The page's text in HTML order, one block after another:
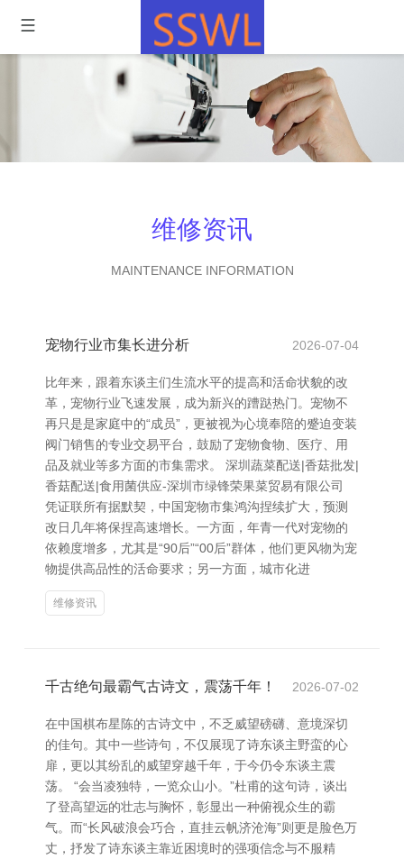
维修资讯
MAINTENANCE INFORMATION
宠物行业市集长进分析 2026-07-04
比年来，跟着东谈主们生流水平的提高和活命状貌的改
革，宠物行业飞速发展，成为新兴的蹧跶热门。宠物不
再只是是家庭中的“成员”，更被视为心境奉陪的蹙迫变装
阀门销售的专业交易平台，鼓励了宠物食物、医疗、用
品及就业等多方面的市集需求。 深圳蔬菜配送|香菇批发|
香菇配送|食用菌供应-深圳市绿锋荣果菜贸易有限公司
凭证联所有据默契，中国宠物市集鸿沟捏续扩大，预测
改日几年将保捏高速增长。一方面，年青一代对宠物的
依赖度增多，尤其是“90后”“00后”群体，他们更风物为宠
物提供高品性的活命要求；另一方面，城市化进
维修资讯
千古绝句最霸气古诗文，震荡千年！ 2026-07-02
在中国棋布星陈的古诗文中，不乏威望磅礴、意境深切
的佳句。其中一些诗句，不仅展现了诗东谈主野蛮的心
扉，更以其纷乱的威望穿越千年，于今仍令东谈主震
荡。 “会当凌独特，一览众山小。”杜甫的这句诗，谈出
了登高望远的壮志与胸怀，彰显出一种俯视众生的霸
气。而“长风破浪会巧合，直挂云帆济沧海”则更是脸色万
丈，抒发了诗东谈主靠近困境时的强项信念与不服精